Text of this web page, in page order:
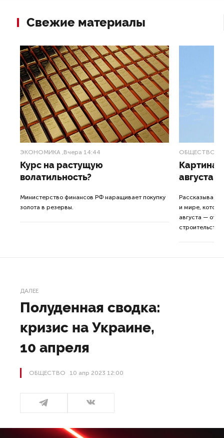
Свежие материалы
ЭКОНОМИКА ,Вчера 14:44
Курс на растущую
волатильность?
Министерство финансов РФ наращивает покупку
золота в резервы.
ОБЩЕСТВО
Картина
августа
Рассказываем
и мире,
августа — от
ДАЛЕЕ
Полуденная сводка:
кризис на Украине,
10 апреля
ОБЩЕСТВО 10 апр 2023 12:00